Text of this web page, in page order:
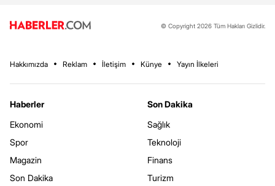
© Copyright 2026 Tüm Hakları Gizlidir.
Hakkımızda Reklam İletişim Künye Yayın İlkeleri
Haberler
Ekonomi
Spor
Magazin
Son Dakika
Son Dakika
Sağlık
Teknoloji
Finans
Turizm